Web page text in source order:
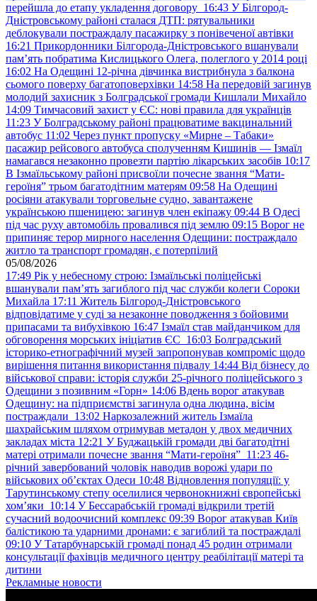
перейшла до етапу укладення договору 16:43 У Білгород-
Дністровському районі сталася ДТП: рятувальники
деблокували постраждалу пасажирку з понівеченої автівки
16:21 Прикордонники Білгорода-Дністровського вшанували
пам’ять побратима Кислицького Олега, полеглого у 2014 році
16:02 На Одещині 12-річна дівчинка вистрибнула з балкона
сьомого поверху багатоповерхівки 14:58 На передовій загинув
молодий захисник з Болградської громади Кишлали Михайло
14:09 Тимчасовий захист у ЄС: нові правила для українців
11:23 У Болградському районі працюватиме вакцинальний
автобус 11:02 Через пункт пропуску «Мирне – Табаки»
пасажир рейсового автобуса сполученням Кишинів — Ізмаїл
намагався незаконно провезти партію лікарських засобів 10:17
В Ізмаїльському районі присвоїли почесне звання “Мати-
героїня” трьом багатодітним матерям 09:58 На Одещині
росіяни атакували торговельне судно, завантажене
українською пшеницею: загинув член екіпажу 09:44 В Одесі
під час руху автомобіль провалився під землю 09:15 Ворог не
припиняє терор мирного населення Одещини: постраждало
житло та транспорт громадян, є потерпілий
05/08/2026
17:49 Рік у небесному строю: Ізмаїльські поліцейські
вшанували пам’ять загиблого під час служби колеги Сороки
Михайла 17:11 Житель Білгород-Дністровського
відповідатиме у суді за незаконне поводження з бойовими
припасами та вибухівкою 16:47 Ізмаїл став майданчиком для
обговорення морських ініціатив ЄС 16:03 Болградський
історико-етнографічний музей запропонував компроміс щодо
вирішення питання використання підвалу 14:44 Від бізнесу до
військової справи: історія служби 25-річного поліцейського з
Одещини з позивним «Горн» 14:06 Вдень ворог атакував
Одещину: на підприємстві загинула одна людина, вісім
постраждали 13:02 Наркозалежний житель Ізмаїла
шахрайським шляхом отримував метадон у двох медичних
закладах міста 12:21 У Буджацькій громади дві багатодітні
матері отримали почесне звання “Мати-героїня” 11:23 46-
річний завербований чоловік наводив ворожі удари по
військових обʼєктах Одеси 10:48 Відновлення популяції: у
Тарутинському степу оселилися червонокнижні європейські
хом’яки 10:14 У Бессарабській громаді відкрили третій
сучасний водоочисний комплекс 09:39 Ворог атакував Київ
балістикою та ударними дронами: є загиблий та постраждалі
09:10 У Татарбунарській громаді понад 45 родин отримали
консультації фахівців медичного центру реабілітації матері та
дитини
Рекламные новости